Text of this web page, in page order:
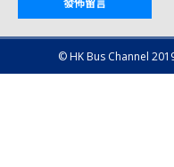
© HK Bus Channel